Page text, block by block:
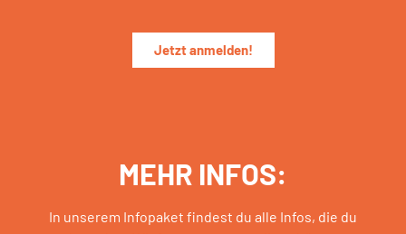
Jetzt anmelden!
MEHR INFOS:
In unserem Infopaket findest du alle Infos, die du